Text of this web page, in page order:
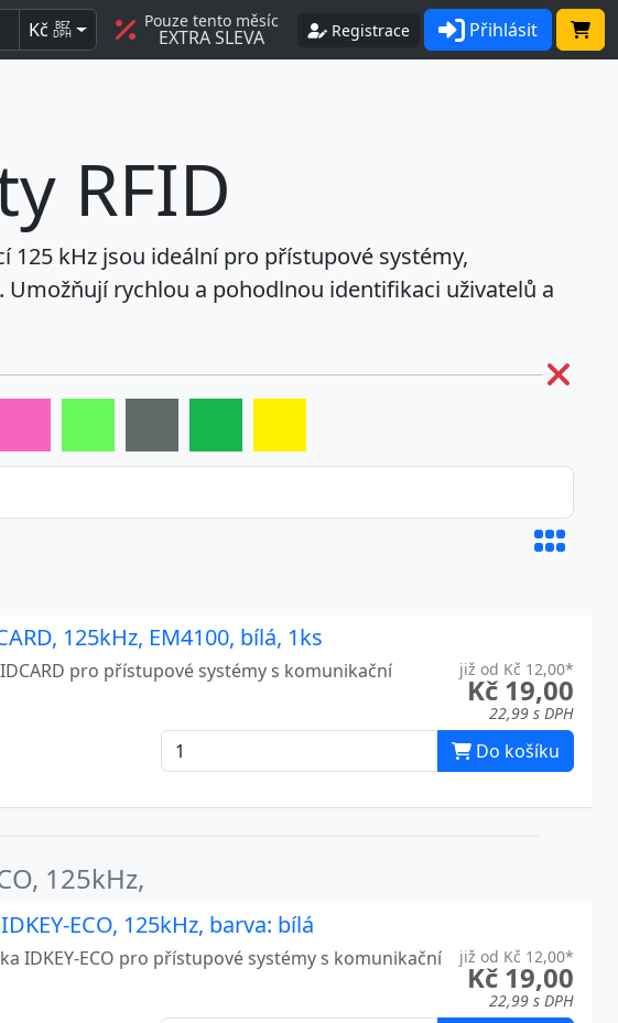
Kč BEZ
DPH
Pouze tento měsíc
EXTRA SLEVA Registrace Přihlásit
RFID
125 kHz jsou ideální pro přístupové systémy,
rychlou a pohodlnou identifikaci uživatelů a
125kHz, EM4100, bílá, 1ks
již od Kč 12,00*
Kč 19,00
22,99 s DPH
pro přístupové systémy s komunikační
Do košíku
125kHz,
ECO, 125kHz, barva: bílá
již od Kč 12,00*
Kč 19,00
22,99 s DPH
IDKEY-ECO pro přístupové systémy s komunikační